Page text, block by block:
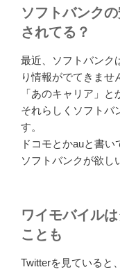
ソフトバンク
されてる？
最近、ソフトバンク
り情報がでてきませ
「あのキャリア」
それらしくソフトバ
す。
ドコモとかauと書い
ソフトバンクが欲し
ワイモバイル
ことも
Twitterを見ていると